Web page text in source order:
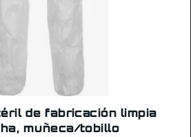
de fabricación limpia
muñeca/tobillo